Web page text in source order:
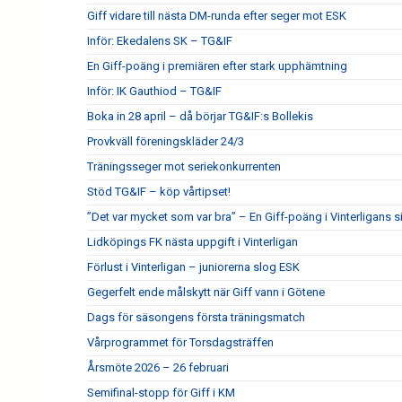
Giff vidare till nästa DM-runda efter seger mot ESK
Inför: Ekedalens SK – TG&IF
En Giff-poäng i premiären efter stark upphämtning
Inför: IK Gauthiod – TG&IF
Boka in 28 april – då börjar TG&IF:s Bollekis
Provkväll föreningskläder 24/3
Träningsseger mot seriekonkurrenten
Stöd TG&IF – köp vårtipset!
”Det var mycket som var bra” – En Giff-poäng i Vinterligans
Lidköpings FK nästa uppgift i Vinterligan
Förlust i Vinterligan – juniorerna slog ESK
Gegerfelt ende målskytt när Giff vann i Götene
Dags för säsongens första träningsmatch
Vårprogrammet för Torsdagsträffen
Årsmöte 2026 – 26 februari
Semifinal-stopp för Giff i KM